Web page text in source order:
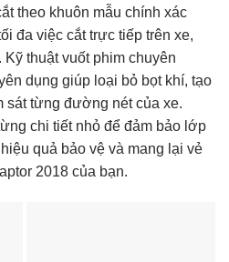
theo khuôn mẫu chính xác
đa việc cắt trực tiếp trên xe,
thuật vuốt phim chuyên
dụng giúp loại bỏ bọt khí, tạo
sát từng đường nét của xe.
chi tiết nhỏ để đảm bảo lớp
quả bảo vệ và mang lại vẻ
2018 của bạn.